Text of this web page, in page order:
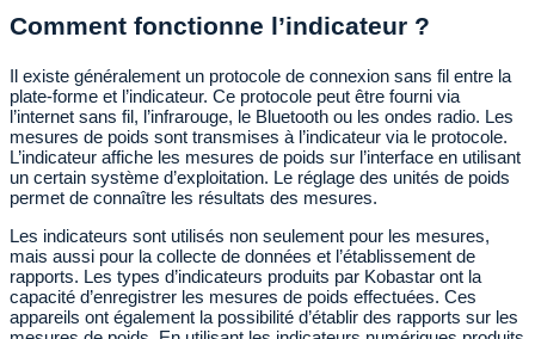
Comment fonctionne l’indicateur ?
Il existe généralement un protocole de connexion sans fil entre la
plate-forme et l’indicateur. Ce protocole peut être fourni via
l’internet sans fil, l’infrarouge, le Bluetooth ou les ondes radio. Les
mesures de poids sont transmises à l’indicateur via le protocole.
L’indicateur affiche les mesures de poids sur l’interface en utilisant
un certain système d’exploitation. Le réglage des unités de poids
permet de connaître les résultats des mesures.
Les indicateurs sont utilisés non seulement pour les mesures,
mais aussi pour la collecte de données et l’établissement de
rapports. Les types d’indicateurs produits par Kobastar ont la
capacité d’enregistrer les mesures de poids effectuées. Ces
appareils ont également la possibilité d’établir des rapports sur les